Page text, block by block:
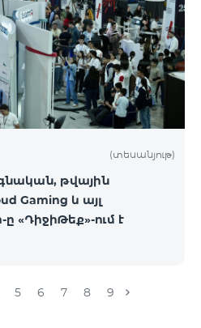
(տեսանյութ)
թվային
Gaming և այլ
«ԴիջիԹեք»-ում է
5 6 7 8 9